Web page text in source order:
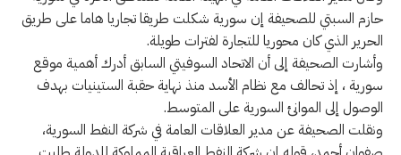
حازم السبتي للصحيفة إن سورية شكلت طريقا تجاريا هاما على طريق
الحرير الذي كان محوريا للتجارة لفترات طويلة.
وأشارت الصحيفة إلى أن الاتحاد السوفيتي السابق أدرك أهمية موقع
سورية ، إذ تحالف مع نظام الأسد منذ نهاية حقبة الستينيات بهدف
الوصول إلى الموانئ السورية على المتوسط.
ونقلت الصحيفة عن مدير العلاقات العامة في شركة النفط السورية،